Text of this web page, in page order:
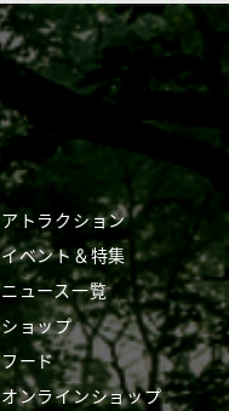
アトラクション
イベント＆特集
ニュース一覧
ショップ
フード
オンラインショップ